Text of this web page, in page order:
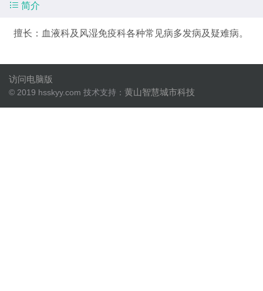
 简介
擅长：血液科及风湿免疫科各种常见病多发病及疑难病。
访问电脑版
© 2019 hsskyy.com 技术支持： 黄山智慧城市科技